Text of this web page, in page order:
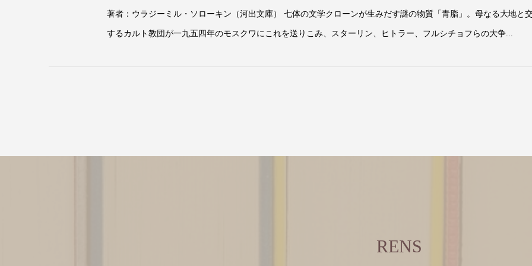
著者：ウラジーミル・ソローキン（河出文庫） 七体の文学クローンが生みだす謎の物質「青脂」。母なる大地と
するカルト教団が一九五四年のモスクワにこれを送りこみ、スターリン、ヒトラー、フルシチョフらの大争...
RENS